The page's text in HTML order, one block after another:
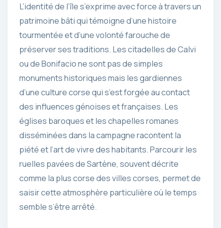
L’identité de l’île s’exprime avec force à travers un
patrimoine bâti qui témoigne d’une histoire
tourmentée et d’une volonté farouche de
préserver ses traditions. Les citadelles de Calvi
ou de Bonifacio ne sont pas de simples
monuments historiques mais les gardiennes
d’une culture corse qui s’est forgée au contact
des influences génoises et françaises. Les
églises baroques et les chapelles romanes
disséminées dans la campagne racontent la
piété et l’art de vivre des habitants. Parcourir les
ruelles pavées de Sartène, souvent décrite
comme la plus corse des villes corses, permet de
saisir cette atmosphère particulière où le temps
semble s’être arrêté.